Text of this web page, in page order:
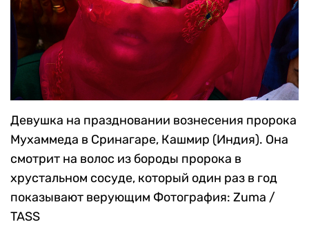
Девушка на праздновании вознесения пророка
Мухаммеда в Сринагаре, Кашмир (Индия). Она
смотрит на волос из бороды пророка в
хрустальном сосуде, который один раз в год
показывают верующим Фотография: Zuma /
TASS